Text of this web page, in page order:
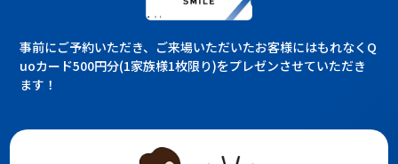
事前にご予約いただき、ご来場いただいたお客様にはもれなくQ
uoカード500円分(1家族様1枚限り)をプレゼンさせていただき
ます！